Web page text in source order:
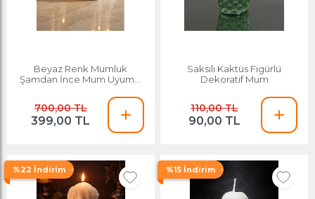
Beyaz Renk Mumluk
Şamdan İnce Mum Uyumlu
700,00 TL
399,00 TL
Saksılı Kaktüs Figürlü
Dekoratif Mum
110,00 TL
90,00 TL
%22 İndirim %15 İndirim